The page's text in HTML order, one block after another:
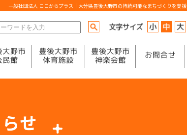
一般社団法人 ここからプラス｜大分県豊後大野市の持続可能なまちづくりを支援
せ